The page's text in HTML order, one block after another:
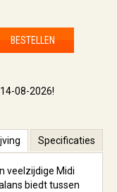
BESTELLEN
08-2026!
Specificaties
veelzijdige Midi
biedt tussen